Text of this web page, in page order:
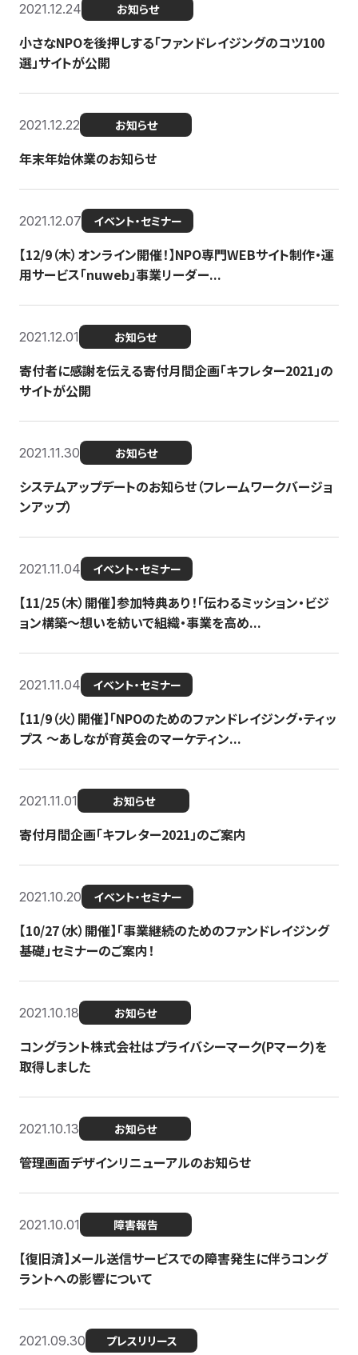
2021.12.24 お知らせ
小さなNPOを後押しする「ファンドレイジングのコツ100
選」サイトが公開
2021.12.22 お知らせ
年末年始休業のお知らせ
2021.12.07 イベント・セミナー
【12/9（木）オンライン開催！】NPO専門WEBサイト制作・運
用サービス「nuweb」事業リーダー...
2021.12.01 お知らせ
寄付者に感謝を伝える寄付月間企画「キフレター2021」の
サイトが公開
2021.11.30 お知らせ
システムアップデートのお知らせ（フレームワークバージョ
ンアップ）
2021.11.04 イベント・セミナー
【11/25（木）開催】参加特典あり！「伝わるミッション・ビジ
ョン構築〜想いを紡いで組織・事業を高め...
2021.11.04 イベント・セミナー
【11/9（火）開催】「NPOのためのファンドレイジング・ティッ
プス 〜あしなが育英会のマーケティン...
2021.11.01 お知らせ
寄付月間企画「キフレター2021」のご案内
2021.10.20 イベント・セミナー
【10/27（水）開催】「事業継続のためのファンドレイジング
基礎」セミナーのご案内！
2021.10.18 お知らせ
コングラント株式会社はプライバシーマーク(Pマーク)を
取得しました
2021.10.13 お知らせ
管理画面デザインリニューアルのお知らせ
2021.10.01 障害報告
【復旧済】メール送信サービスでの障害発生に伴うコング
ラントへの影響について
2021.09.30 プレスリリース